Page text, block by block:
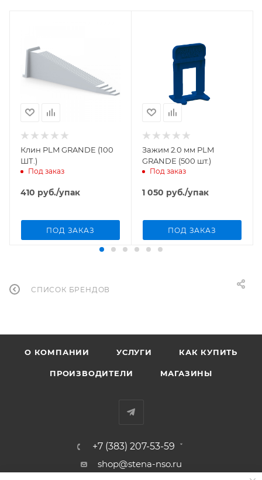
Клин PLM GRANDE (100
ШТ.)
Под заказ
410 руб./упак
ПОД ЗАКАЗ
Зажим 2.0 мм PLM
GRANDE (500 шт.)
Под заказ
1 050 руб./упак
ПОД ЗАКАЗ
СПИСОК БРЕНДОВ
О КОМПАНИИ УСЛУГИ КАК КУПИТЬ
ПРОИЗВОДИТЕЛИ МАГАЗИНЫ
+7 (383) 207-53-59
shop@stena-nso.ru